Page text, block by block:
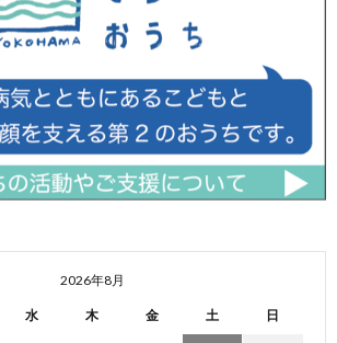
2026年8月
水 木 金 土 日